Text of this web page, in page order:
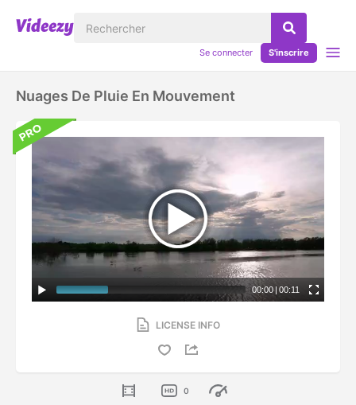
Se connecter S'inscrire
Nuages De Pluie En Mouvement
00:00 | 00:11
LICENSE INFO
0